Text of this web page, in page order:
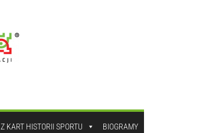
Z KART HISTORII SPORTU BIOGRAMY